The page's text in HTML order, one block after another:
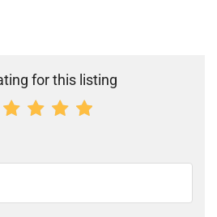
for this listing